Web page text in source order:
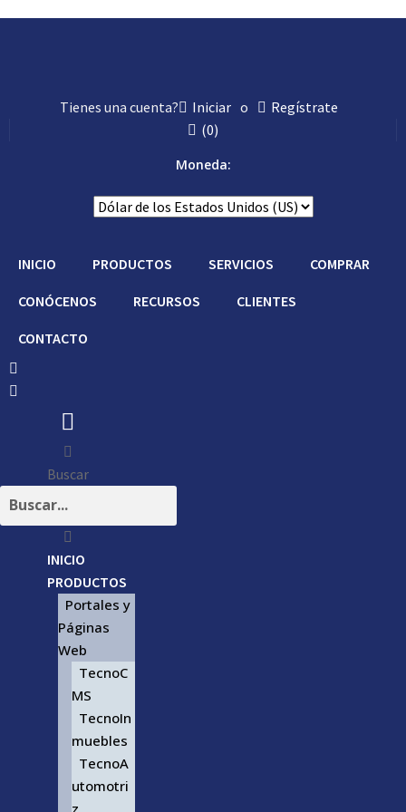
Tienes una cuenta? Iniciar o
Regístrate
(0)
Moneda:
INICIO PRODUCTOS SERVICIOS COMPRAR
CONÓCENOS RECURSOS CLIENTES
CONTACTO
Buscar
INICIO
PRODUCTOS
Portales y
Páginas
Web
TecnoC
MS
TecnoIn
muebles
TecnoA
utomotri